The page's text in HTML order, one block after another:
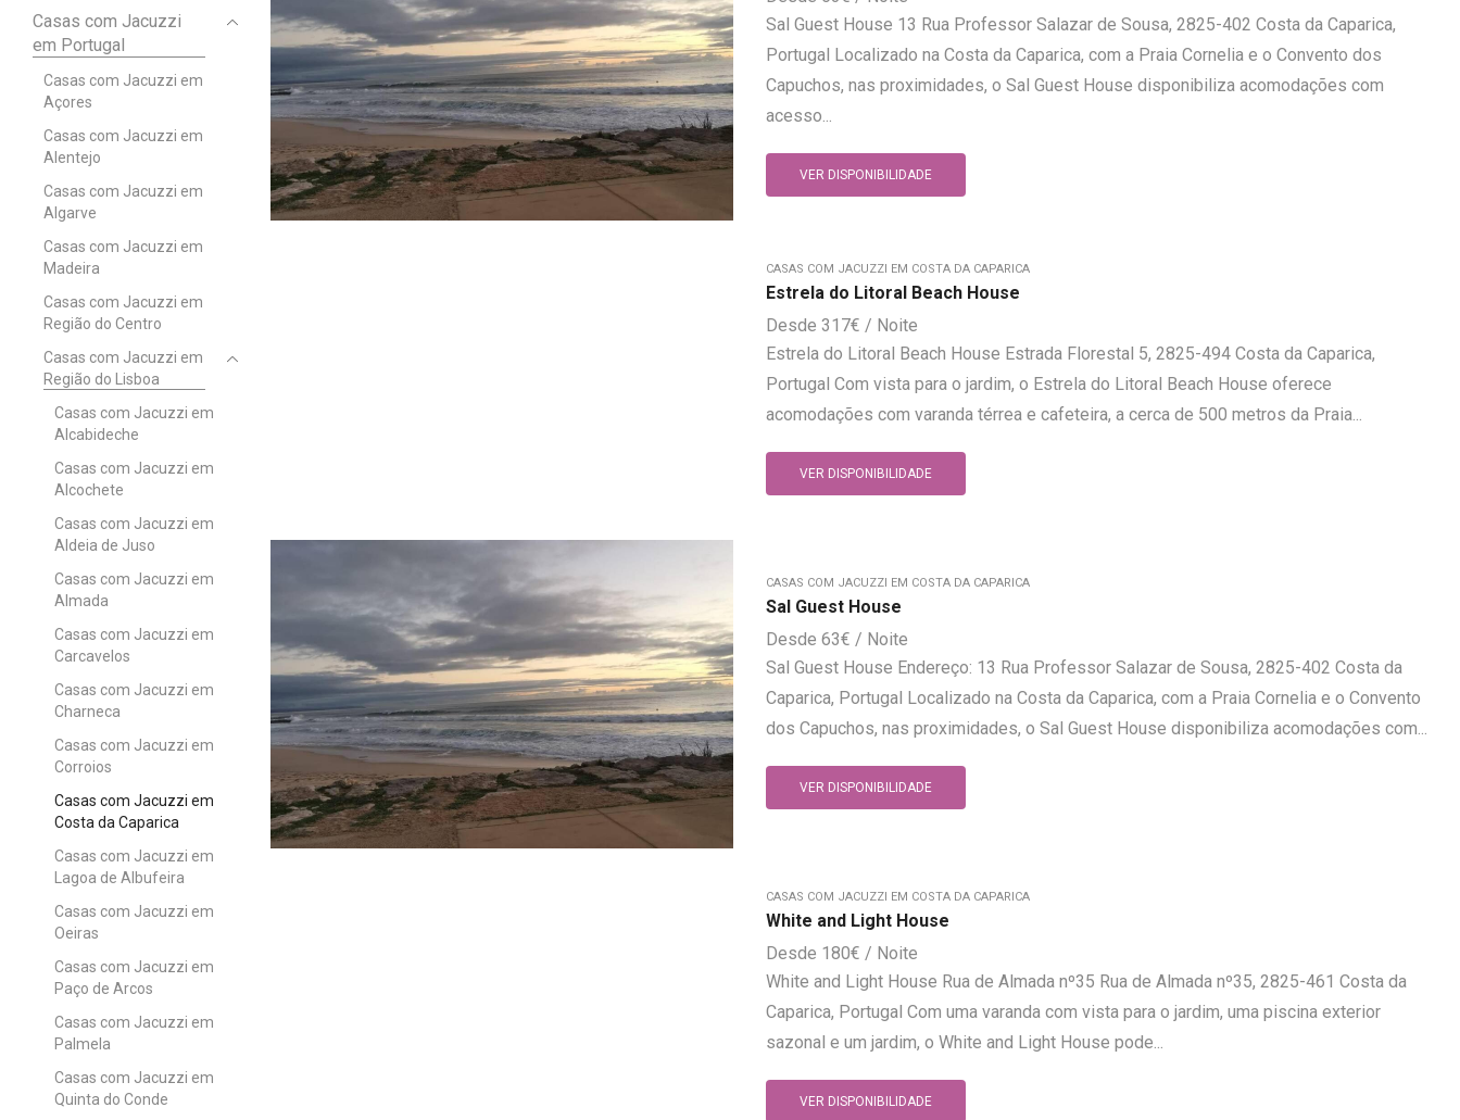
Sal Guest House 13 Rua Professor Salazar de Sousa, 2825-402 Costa da Caparica,
Portugal Localizado na Costa da Caparica, com a Praia Cornelia e o Convento dos
Capuchos, nas proximidades, o Sal Guest House disponibiliza acomodações com
acesso...
VER DISPONIBILIDADE
CASAS COM JACUZZI EM COSTA DA CAPARICA
Estrela do Litoral Beach House
317€
Estrela do Litoral Beach House Estrada Florestal 5, 2825-494 Costa da Caparica,
Portugal Com vista para o jardim, o Estrela do Litoral Beach House oferece
acomodações com varanda térrea e cafeteira, a cerca de 500 metros da Praia...
VER DISPONIBILIDADE
CASAS COM JACUZZI EM COSTA DA CAPARICA
Sal Guest House
63€
Sal Guest House Endereço: 13 Rua Professor Salazar de Sousa, 2825-402 Costa da
Caparica, Portugal Localizado na Costa da Caparica, com a Praia Cornelia e o Convento
dos Capuchos, nas proximidades, o Sal Guest House disponibiliza acomodações com...
VER DISPONIBILIDADE
CASAS COM JACUZZI EM COSTA DA CAPARICA
White and Light House
180€
White and Light House Rua de Almada nº35 Rua de Almada nº35, 2825-461 Costa da
Caparica, Portugal Com uma varanda com vista para o jardim, uma piscina exterior
sazonal e um jardim, o White and Light House pode...
VER DISPONIBILIDADE
Casas com Jacuzzi
em Portugal
Casas com Jacuzzi em
Açores
Casas com Jacuzzi em
Alentejo
Casas com Jacuzzi em
Algarve
Casas com Jacuzzi em
Madeira
Casas com Jacuzzi em
Região do Centro
Casas com Jacuzzi em
Região do Lisboa
Casas com Jacuzzi em
Alcabideche
Casas com Jacuzzi em
Alcochete
Casas com Jacuzzi em
Aldeia de Juso
Casas com Jacuzzi em
Almada
Casas com Jacuzzi em
Carcavelos
Casas com Jacuzzi em
Charneca
Casas com Jacuzzi em
Corroios
Casas com Jacuzzi em
Costa da Caparica
Casas com Jacuzzi em
Lagoa de Albufeira
Casas com Jacuzzi em
Oeiras
Casas com Jacuzzi em
Paço de Arcos
Casas com Jacuzzi em
Palmela
Casas com Jacuzzi em
Quinta do Conde